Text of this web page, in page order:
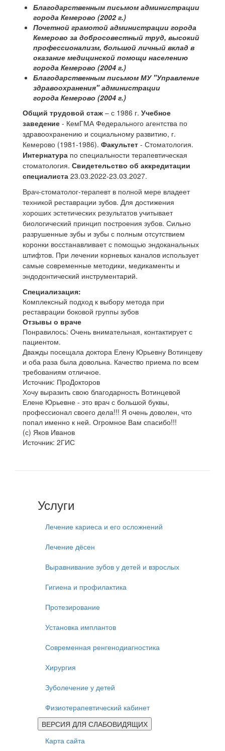
Благодарственным письмом администрации
города Кемерово (2002 г.)
Почетной грамотой администрации города
Кемерово за добросовестный труд, высокий
профессионализм, большой личный вклад в
оказание медицинской помощи населению
города Кемерово (2004 г.)
Благодарственным письмом МУ "Управление
здравоохранения" администрации
города Кемерово (2004 г.)
Общий трудовой стаж – с 1986 г. Учебное
заведение - КемГМА Федерального агентства по
здравоохранению и социальному развитию, г.
Кемерово (1981-1986). Факультет - Стоматология.
Интернатура по специальности терапевтическая
стоматология. Свидетельство об аккредитации
специалиста 23.03.2022-23.03.2027.
Врач-стоматолог-терапевт в полной мере владеет
техникой реставрации зубов. Для достижения
хороших эстетических результатов учитывает
биологический принцип построения зубов. Сильно
разрушенные зубы и зубы с полным отсутствием
коронки восстанавливает с помощью эндоканальных
штифтов. При лечении корневых каналов использует
самые современные методики, медикаменты и
эндодонтический инструментарий.
Специализация:
Комплексный подход к выбору метода при
реставрации боковой группы зубов
Отзывы о враче
Понравилось: Очень внимательная, контактирует с
пациентом.
Дважды посещала доктора Елену Юрьевну Вотинцеву
и оба раза была довольна. Качество приема по всем
требованиям отличное.
Источник: ПроДокторов
Хочу выразить свою благодарность Вотинцевой
Елене Юрьевне - это врач с большой буквы,
профессионал своего дела!!! Я очень доволен, что
попал именно к ней. Огромное Вам спасибо!!!
(с) Яков Иванов
Источник: 2ГИС
Услуги
Лечение кариеса и его осложнений
Лечение дёсен
Выравнивание зубов у детей и взрослых
Гигиена и профилактика
Протезирование
Установка имплантов
Современная ренгенодиагностика
Хирургия
Зуболечение у детей
Физиотерапевтический кабинет
ВЕРСИЯ ДЛЯ СЛАБОВИДЯЩИХ
Карта сайта